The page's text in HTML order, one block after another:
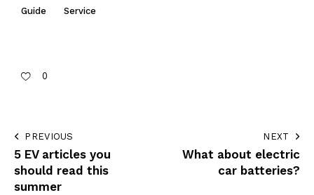
Guide Service
0
PREVIOUS
5 EV articles you
should read this
summer
NEXT
What about electric
car batteries?